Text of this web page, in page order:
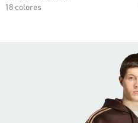
18 colores